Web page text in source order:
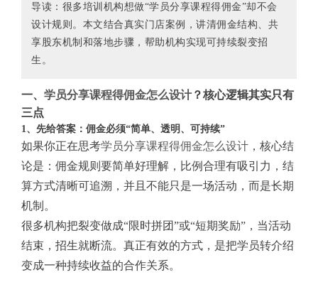
导读：很多培训机构想做“学员分享课程得佣金”却不会
设计规则。本文结合真实门店案例，讲清佣金结构、共
享股东机制和落地步骤，帮助机构实现可持续裂变招
生。
一、 学员分享课程得佣金怎么设计？核心逻辑其实只有
三点
1、先给答案：佣金必须“简单、透明、可持续”
如果你正在思考学员分享课程得佣金怎么设计 ，核心结
论是：佣金规则要简单好理解，比例合理有吸引力，结
算方式清晰可追溯，并且不能只是一场活动，而是长期
机制。
很多机构把裂变做成“限时拼团”或“短期奖励”，当活动
结束，招生就断流。真正有效的方式，是把学员转介绍
变成一种持续收益的合作关系。